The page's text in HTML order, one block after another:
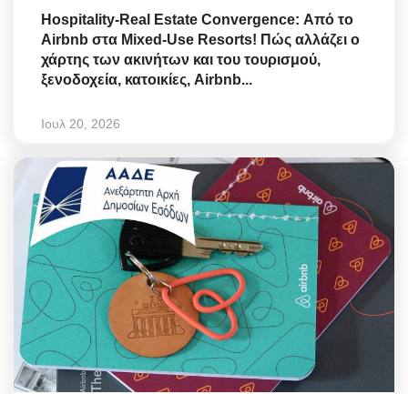
Hospitality-Real Estate Convergence: Από το
Airbnb στα Mixed-Use Resorts! Πώς αλλάζει ο
χάρτης των ακινήτων και του τουρισμού,
ξενοδοχεία, κατοικίες, Airbnb...
Ιουλ 20, 2026